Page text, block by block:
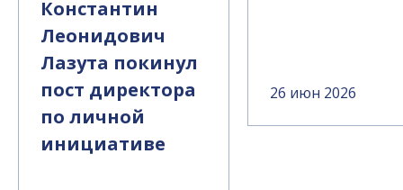
Константин
Леонидович
Лазута покинул
пост директора
по личной
инициативе
26 июн 2026